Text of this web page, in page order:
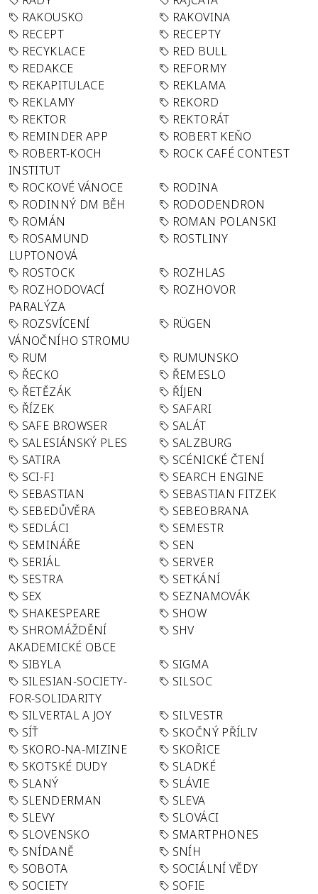
RAKOUSKO
RAKOVINA
RECEPT
RECEPTY
RECYKLACE
RED BULL
REDAKCE
REFORMY
REKAPITULACE
REKLAMA
REKLAMY
REKORD
REKTOR
REKTORÁT
REMINDER APP
ROBERT KEŇO
ROBERT-KOCH
INSTITUT
ROCK CAFÉ CONTEST
ROCKOVÉ VÁNOCE
RODINA
RODINNÝ DM BĚH
RODODENDRON
ROMÁN
ROMAN POLANSKI
ROSAMUND
LUPTONOVÁ
ROSTLINY
ROSTOCK
ROZHLAS
ROZHODOVACÍ
PARALÝZA
ROZHOVOR
ROZSVÍCENÍ
VÁNOČNÍHO STROMU
RÜGEN
RUM
RUMUNSKO
ŘECKO
ŘEMESLO
ŘETĚZÁK
ŘÍJEN
ŘÍZEK
SAFARI
SAFE BROWSER
SALÁT
SALESIÁNSKÝ PLES
SALZBURG
SATIRA
SCÉNICKÉ ČTENÍ
SCI-FI
SEARCH ENGINE
SEBASTIAN
SEBASTIAN FITZEK
SEBEDŮVĚRA
SEBEOBRANA
SEDLÁCI
SEMESTR
SEMINÁŘE
SEN
SERIÁL
SERVER
SESTRA
SETKÁNÍ
SEX
SEZNAMOVÁK
SHAKESPEARE
SHOW
SHROMÁŽDĚNÍ
AKADEMICKÉ OBCE
SHV
SIBYLA
SIGMA
SILESIAN-SOCIETY-
FOR-SOLIDARITY
SILSOC
SILVERTAL A JOY
SILVESTR
SÍŤ
SKOČNÝ PŘÍLIV
SKORO-NA-MIZINE
SKOŘICE
SKOTSKÉ DUDY
SLADKÉ
SLANÝ
SLÁVIE
SLENDERMAN
SLEVA
SLEVY
SLOVÁCI
SLOVENSKO
SMARTPHONES
SNÍDANĚ
SNÍH
SOBOTA
SOCIÁLNÍ VĚDY
SOCIETY
SOFIE